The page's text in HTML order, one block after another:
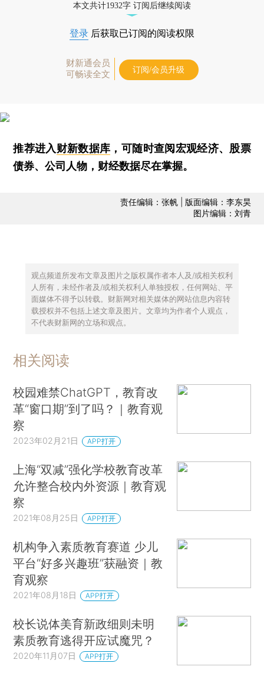
本文共计1932字 订阅后继续阅读
登录 后获取已订阅的阅读权限
财新通会员
可畅读全文
订阅/会员升级
推荐进入财新数据库 ，可随时查阅宏观经济、股票
债券、公司人物，财经数据尽在掌握。
责任编辑：张帆 | 版面编辑：李东昊
图片编辑：刘青
观点频道所发布文章及图片之版权属作者本人及/或相关权利
人所有，未经作者及/或相关权利人单独授权，任何网站、平
面媒体不得予以转载。财新网对相关媒体的网站信息内容转
载授权并不包括上述文章及图片。文章均为作者个人观点，
不代表财新网的立场和观点。
相关阅读
校园难禁ChatGPT，教育改
革“窗口期”到了吗？｜教育观
察
2023年02月21日 APP打开
上海“双减”强化学校教育改革
允许整合校内外资源｜教育观
察
2021年08月25日 APP打开
机构争入素质教育赛道 少儿
平台“好多兴趣班”获融资｜教
育观察
2021年08月18日 APP打开
校长说体美育新政细则未明
素质教育逃得开应试魔咒？
2020年11月07日 APP打开